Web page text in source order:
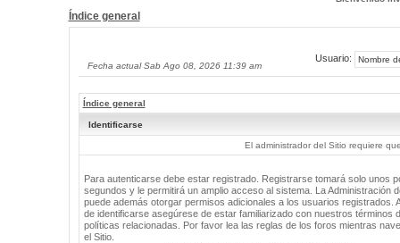
Índice general
Fecha actual Sab Ago 08, 2026 11:39 am
Usuario:
Índice general
Identificarse
El administrador del Sitio requiere
Para autenticarse debe estar registrado. Registrarse tomará solo unos
segundos y le permitirá un amplio acceso al sistema. La Administración
puede además otorgar permisos adicionales a los usuarios registrados.
de identificarse asegúrese de estar familiarizado con nuestros términos
políticas relacionadas. Por favor lea las reglas de los foros mientras
el Sitio.